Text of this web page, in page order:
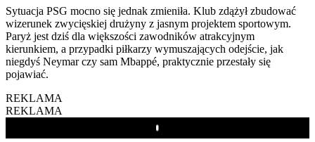
Sytuacja PSG mocno się jednak zmieniła. Klub zdążył zbudować
wizerunek zwycięskiej drużyny z jasnym projektem sportowym.
Paryż jest dziś dla większości zawodników atrakcyjnym
kierunkiem, a przypadki piłkarzy wymuszających odejście, jak
niegdyś Neymar czy sam Mbappé, praktycznie przestały się
pojawiać.
REKLAMA
REKLAMA
Play